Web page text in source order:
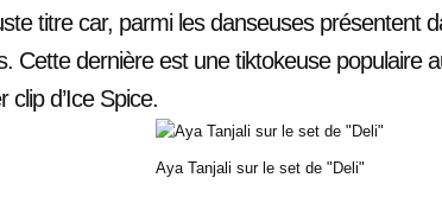
titre car, parmi les danseuses présentent
Cette dernière est une tiktokeuse populaire
d’Ice Spice.
Aya Tanjali sur le set de "Deli"